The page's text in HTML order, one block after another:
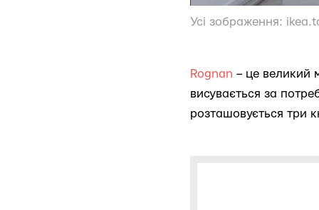
Усі зображення:
Rognan – це великий
висувається за
розташовується три